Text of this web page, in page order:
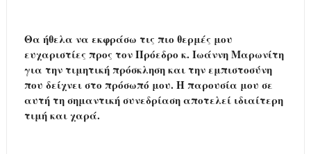
Θα ήθελα να εκφράσω τις πιο θερμές μου
ευχαριστίες προς τον Πρόεδρο κ. Ιωάννη Μαρωνίτη
για την τιμητική πρόσκληση και την εμπιστοσύνη
που δείχνει στο πρόσωπό μου. Η παρουσία μου σε
αυτή τη σημαντική συνεδρίαση αποτελεί ιδιαίτερη
τιμή και χαρά.